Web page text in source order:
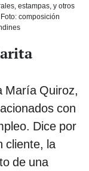
estampas, y otros
composición
María Quiroz,
con
Dice por
cliente, la
de una